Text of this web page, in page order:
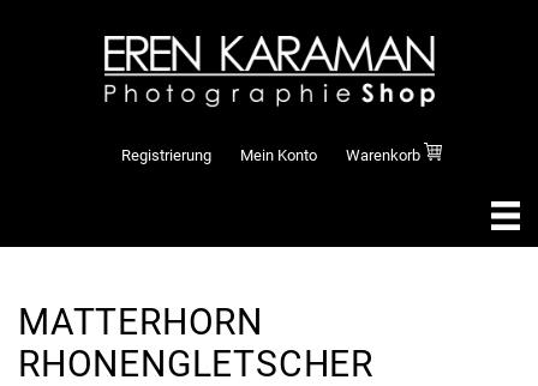
Registrierung Mein Konto Warenkorb
MATTERHORN
RHONENGLETSCHER